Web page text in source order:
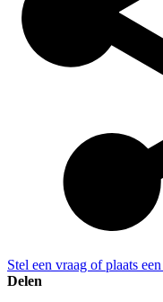
Stel een vraag of plaats
Delen